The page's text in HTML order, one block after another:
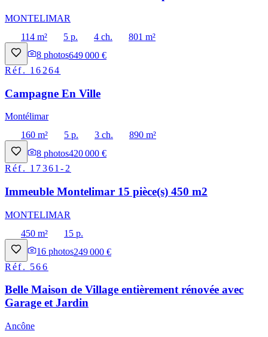
MONTELIMAR
114 m²
5 p. 4 ch.
801 m²
8 photos649 000 €
Réf. 16264
Campagne En Ville
Montélimar
160 m²
5 p. 3 ch.
890 m²
8 photos420 000 €
Réf. 17361-2
Immeuble Montelimar 15 pièce(s) 450 m2
MONTELIMAR
450 m²
15 p.
16 photos249 000 €
Réf. 566
Belle Maison de Village entièrement rénovée avec
Garage et Jardin
Ancône